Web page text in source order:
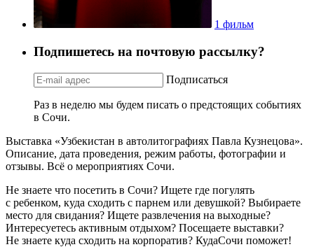
1 фильм
Подпишетесь на почтовую рассылку?
Подписаться
Раз в неделю мы будем писать о предстоящих событиях
в Сочи.
Выставка «Узбекистан в автолитографиях Павла Кузнецова».
Описание, дата проведения, режим работы, фотографии и
отзывы. Всё о мероприятиях Сочи.
Не знаете что посетить в Сочи? Ищете где погулять
с ребенком, куда сходить с парнем или девушкой? Выбираете
место для свидания? Ищете развлечения на выходные?
Интересуетесь активным отдыхом? Посещаете выставки?
Не знаете куда сходить на корпоратив? КудаСочи поможет!